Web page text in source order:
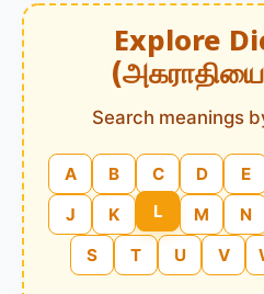
Explore
Search meanings
A B C D E
J
K L M N
S
T U V